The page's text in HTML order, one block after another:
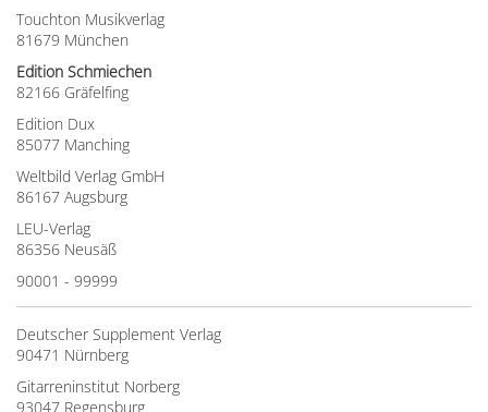
Touchton Musikverlag
81679 München
Edition Schmiechen
82166 Gräfelfing
Edition Dux
85077 Manching
Weltbild Verlag GmbH
86167 Augsburg
LEU-Verlag
86356 Neusäß
90001 - 99999
Deutscher Supplement Verlag
90471 Nürnberg
Gitarreninstitut Norberg
93047 Regensburg